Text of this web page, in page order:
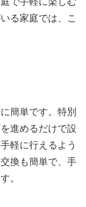
る家庭では、こ
簡単です。特別
進めるだけで設
軽に行えるよう
換も簡単で、手
。